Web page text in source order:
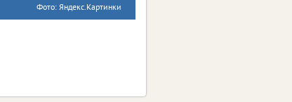
Фото: Яндекс.Картинки